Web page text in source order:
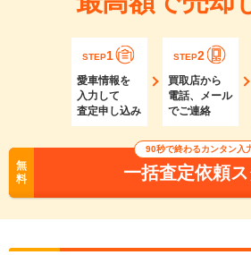
STEP1
愛車情報を
入力して
査定申し込み
STEP2
買取店から
電話、メール
でご連絡
無
料
90秒で終わるカンタン入
一括査定依頼ス